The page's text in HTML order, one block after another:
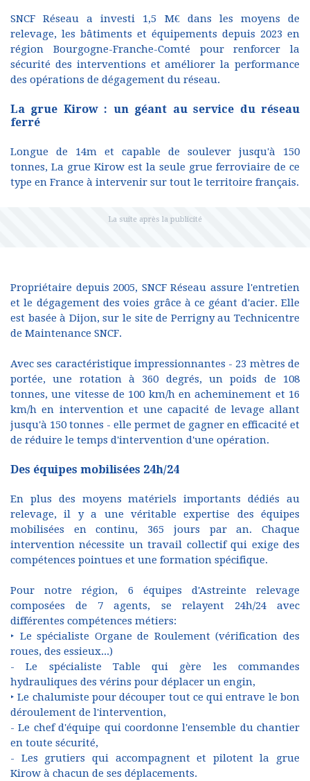
SNCF Réseau a investi 1,5 M€ dans les moyens de
relevage, les bâtiments et équipements depuis 2023 en
région Bourgogne-Franche-Comté pour renforcer la
sécurité des interventions et améliorer la performance
des opérations de dégagement du réseau.
La grue Kirow : un géant au service du réseau
ferré
Longue de 14m et capable de soulever jusqu'à 150
tonnes, La grue Kirow est la seule grue ferroviaire de ce
type en France à intervenir sur tout le territoire français.
Propriétaire depuis 2005, SNCF Réseau assure l'entretien
et le dégagement des voies grâce à ce géant d'acier. Elle
est basée à Dijon, sur le site de Perrigny au Technicentre
de Maintenance SNCF.
Avec ses caractéristique impressionnantes - 23 mètres de
portée, une rotation à 360 degrés, un poids de 108
tonnes, une vitesse de 100 km/h en acheminement et 16
km/h en intervention et une capacité de levage allant
jusqu'à 150 tonnes - elle permet de gagner en efficacité et
de réduire le temps d'intervention d'une opération.
Des équipes mobilisées 24h/24
En plus des moyens matériels importants dédiés au
relevage, il y a une véritable expertise des équipes
mobilisées en continu, 365 jours par an. Chaque
intervention nécessite un travail collectif qui exige des
compétences pointues et une formation spécifique.
Pour notre région, 6 équipes d'Astreinte relevage
composées de 7 agents, se relayent 24h/24 avec
différentes compétences métiers:
‣ Le spécialiste Organe de Roulement (vérification des
roues, des essieux...)
- Le spécialiste Table qui gère les commandes
hydrauliques des vérins pour déplacer un engin,
‣ Le chalumiste pour découper tout ce qui entrave le bon
déroulement de l'intervention,
- Le chef d'équipe qui coordonne l'ensemble du chantier
en toute sécurité,
- Les grutiers qui accompagnent et pilotent la grue
Kirow à chacun de ses déplacements.